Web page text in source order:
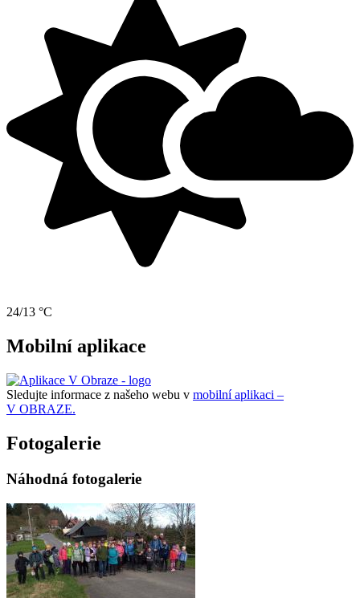
24/13 °C
Mobilní aplikace
Sledujte informace z našeho webu v mobilní aplikaci –
V OBRAZE.
Fotogalerie
Náhodná fotogalerie